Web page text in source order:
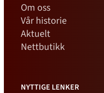
Om oss
Vår historie
Aktuelt
Nettbutikk
NYTTIGE LENKER